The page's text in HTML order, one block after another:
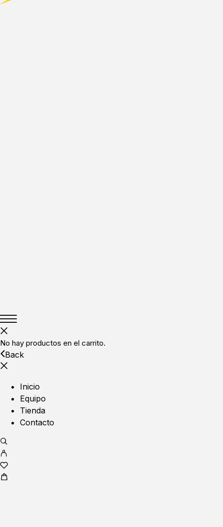
No hay productos en el carrito.
Back
Inicio
Equipo
Tienda
Contacto